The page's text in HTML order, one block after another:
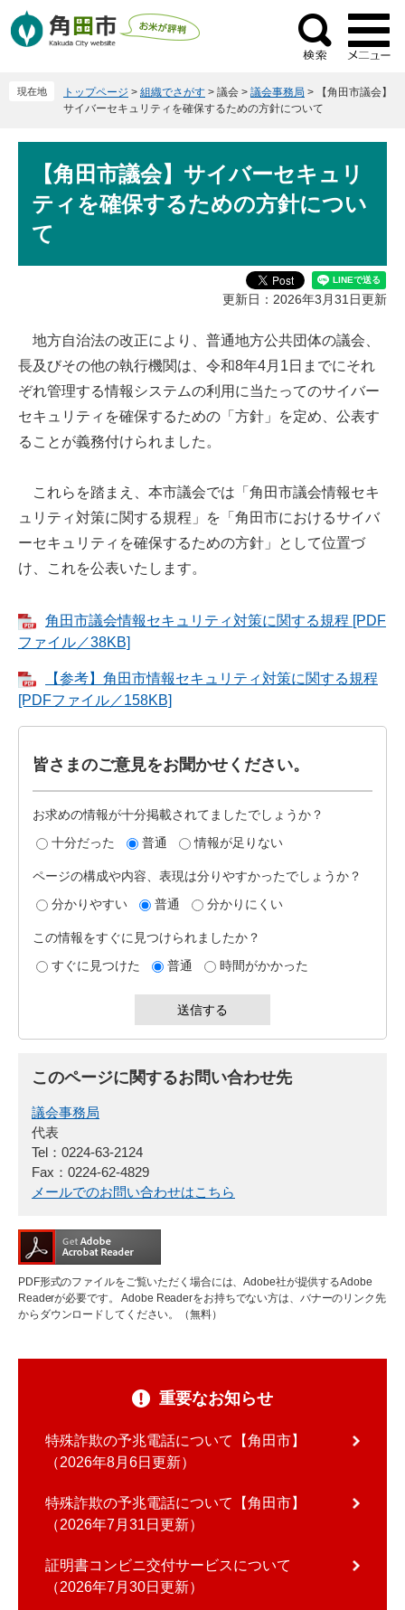
ー
ニ
検
索
現在地 トップページ > 組織でさがす > 議会 > 議会事務局 >
【角田市議会】
サイバーセキュリティを確保するための方針について
【角田市議会】サイバーセキュリ
ティを確保するための方針につい
て
更新日：2026年3月31日更新
地方自治法の改正により、普通地方公共団体の議会、
長及びその他の執行機関は、令和8年4月1日までにそれ
ぞれ管理する情報システムの利用に当たってのサイバー
セキュリティを確保するための「方針」を定め、公表す
ることが義務付けられました。
これらを踏まえ、本市議会では「角田市議会情報セキ
ュリティ対策に関する規程​」を「角田市におけるサイバ
ーセキュリティを確保するための方針」として位置づ
け、これを公表いたします。
角田市議会情報セキュリティ対策に関する規程 [PDF
ファイル／38KB]
【参考】角田市情報セキュリティ対策に関する規程
[PDFファイル／158KB]
皆さまのご意見をお聞かせください。
お求めの情報が十分掲載されてましたでしょうか？
十分だった
普通 情報が足りない
ページの構成や内容、表現は分りやすかったでしょうか？
分かりやすい
普通 分かりにくい
この情報をすぐに見つけられましたか？
すぐに見つけた
普通 時間がかかった
このページに関するお問い合わせ先
議会事務局
代表
Tel：0224-63-2124
Fax：0224-62-4829
メールでのお問い合わせはこちら
PDF形式のファイルをご覧いただく場合には、Adobe社が提供するAdobe
Readerが必要です。
Adobe Readerをお持ちでない方は、バナーのリンク先
からダウンロードしてください。（無料）
重要なお知らせ
特殊詐欺の予兆電話について【角田市】
2026年8月6日更新
特殊詐欺の予兆電話について【角田市】
2026年7月31日更新
証明書コンビニ交付サービスについて
2026年7月30日更新